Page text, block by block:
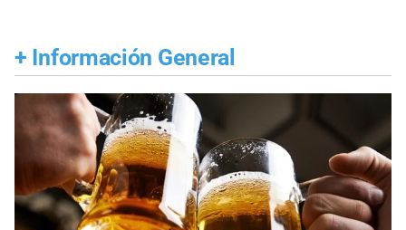
+ Información General